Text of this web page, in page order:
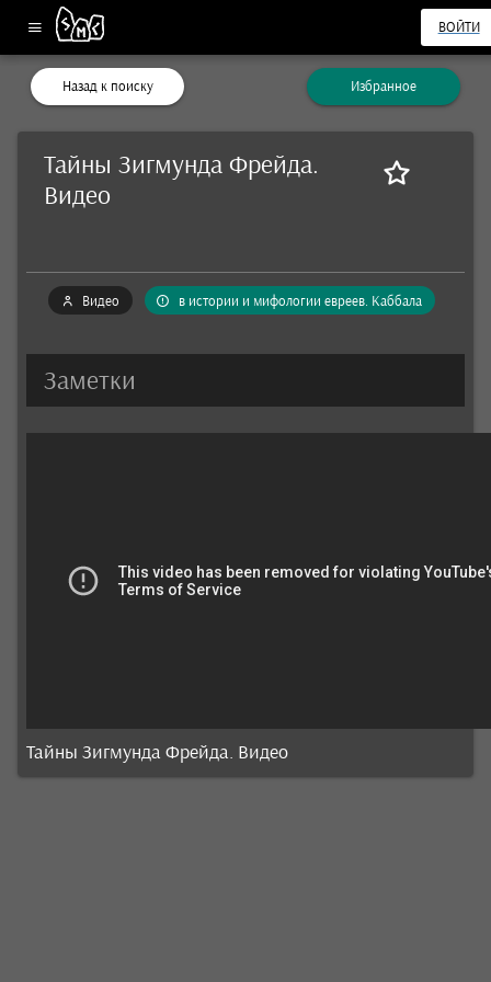
ВОЙТИ
Назад к поиску Избранное
Тайны Зигмунда Фрейда.
Видео
Видео в истории и мифологии евреев. Каббала
Заметки
Тайны Зигмунда Фрейда. Видео